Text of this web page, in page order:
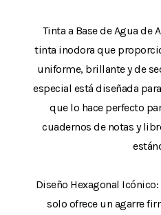
Tinta a Base de Agua de
tinta inodora que
uniforme, brillante y de
especial está diseñada
que lo hace perfecto
cuadernos de notas y
Diseño Hexagonal
solo ofrece un agarre